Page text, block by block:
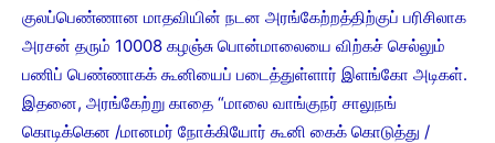
குலப்பெண்ணான மாதவியின் நடன அரங்கேற்றத்திற்குப் பரிசிலாக
அரசன் தரும் 10008 கழஞ்சு பொன்மாலையை விற்கச் செல்லும்
பணிப் பெண்ணாகக் கூனியைப் படைத்துள்ளார் இளங்கோ அடிகள்.
இதனை, அரங்கேற்று காதை “மாலை வாங்குநர் சாலுநங்
கொடிக்கென /மானமர் நோக்கியோர் கூனி கைக் கொடுத்து /